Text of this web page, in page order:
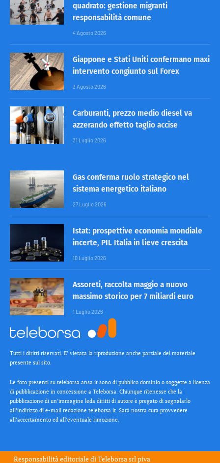
quadrato: gestione migranti
responsabilità comune
4 Agosto 2026
Giappone e Stati Uniti confermano maxi
intervento congiunto sul Forex
3 Agosto 2026
Carburanti, prezzo medio diesel va
azzerando effetto taglio accise
31 Luglio 2026
Gas conferma ruolo strategico nel
sistema energetico italiano
27 Luglio 2026
Istat: prospettive economia mondiale
incerte, PIL Italia in lieve crescita
10 Luglio 2026
Assoreti, raccolta maggio a nuovo
massimo storico per 7 miliardi euro
1 Luglio 2026
Tutti i diritti riservati. E’ vietata la riproduzione anche parziale del materiale
presente sul sito.
Le foto presenti su teleborsa.ansa.it sono di pubblico dominio o soggette a licenza
di pubblicazione in concessione a Teleborsa. Chiunque ritenesse che la
pubblicazione di un’immagine leda diritti di autore è pregato di segnalarlo
all’indirizzo di e-mail redazione teleborsa.it. Sarà nostra cura provvedere
all’accertamento ed all’eventuale rimozione.
Responsabilità editoriale diTeleborsa srlpiva